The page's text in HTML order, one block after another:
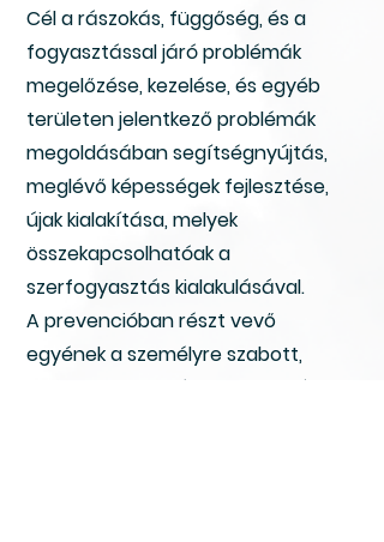
Cél a rászokás, függőség, és a
fogyasztással járó problémák
megelőzése, kezelése, és egyéb
területen jelentkező problémák
megoldásában segítségnyújtás,
meglévő képességek fejlesztése,
újak kialakítása, melyek
összekapcsolhatóak a
szerfogyasztás kialakulásával.
A prevencióban részt vevő
egyének a személyre szabott,
holisztikus szemléleten alapuló